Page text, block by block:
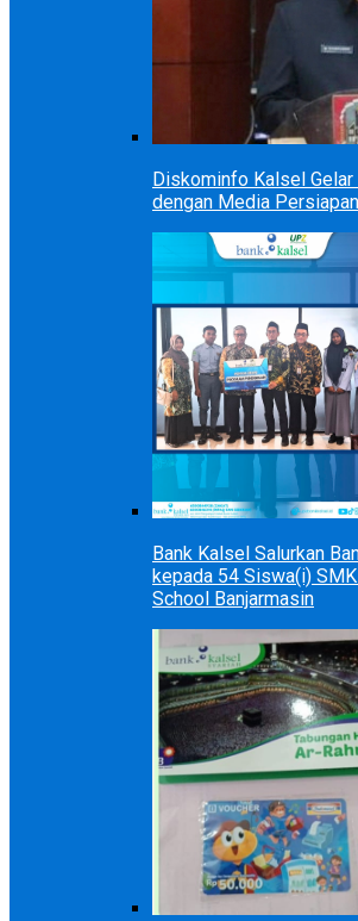
Diskominfo Kalsel Gelar
dengan Media
Bank Kalsel Salurkan
kepada 54 Siswa(i)
School Banjarmasin